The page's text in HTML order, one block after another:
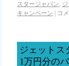
スタージャパン,
キャンペーン
コ
ジェットス
1万円分の